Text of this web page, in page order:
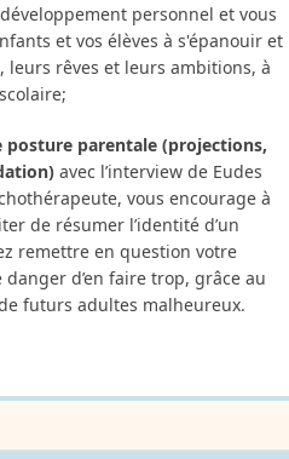
personnel et vous
et vos élèves à s'épanouir et
rêves et leurs ambitions, à
posture parentale (projections,
avec l’interview de Eudes
vous encourage à
de résumer l’identité d’un
remettre en question votre
d’en faire trop, grâce au
futurs adultes malheureux.